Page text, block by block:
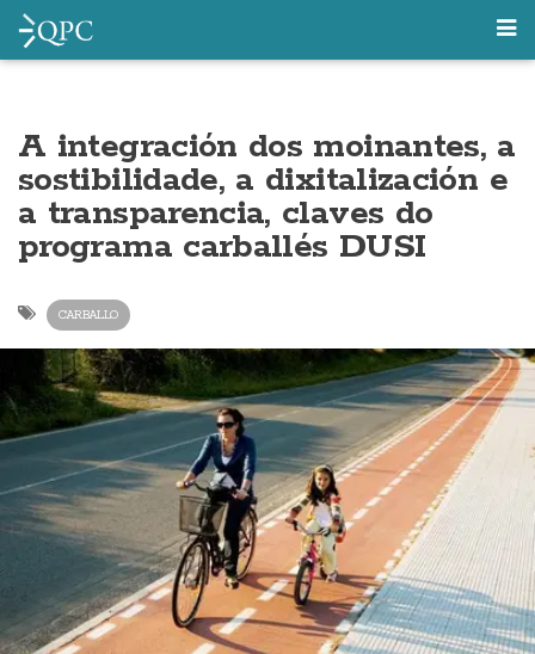
A integración dos moinantes, a
sostibilidade, a dixitalización e
a transparencia, claves do
programa carballés DUSI
CARBALLO